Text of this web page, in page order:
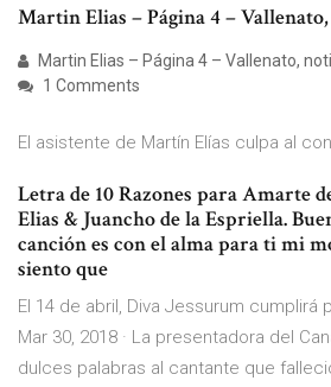
Martin Elias – Página 4 –
Martin Elias – Página 4 – Vallenato,
1 Comments
El asistente de Martín Elías culpa al
Letra de 10 Razones para Amarte
Elias & Juancho de la Espriella.
canción es con el alma para ti mi
siento que
El 14 de abril, Diva Jessurum cumplirá
Mar 30, 2018 · La presentadora del
dulces palabras al cantante que